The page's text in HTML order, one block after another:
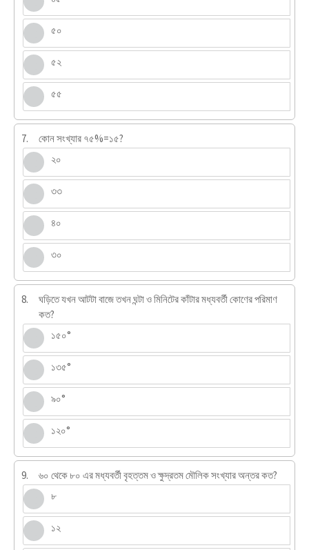
৫০
৫২
৫৫
7.
কোন সংখ্যার ৭৫%=১৫?
২০
৩৩
৪০
৩০
8.
ঘড়িতে যখন আটটা বাজে তখন ঘন্টা ও মিনিটের কাঁটার মধ্যবর্তী কোণের পরিমাণ
কত?
১৫০°
১৩৫°
৯০°
১২০°
9.
৬০ থেকে ৮০ এর মধ্যবর্তী বৃহত্তম ও ক্ষুদ্রতম মৌলিক সংখ্যার অন্তর কত?
৮
১২